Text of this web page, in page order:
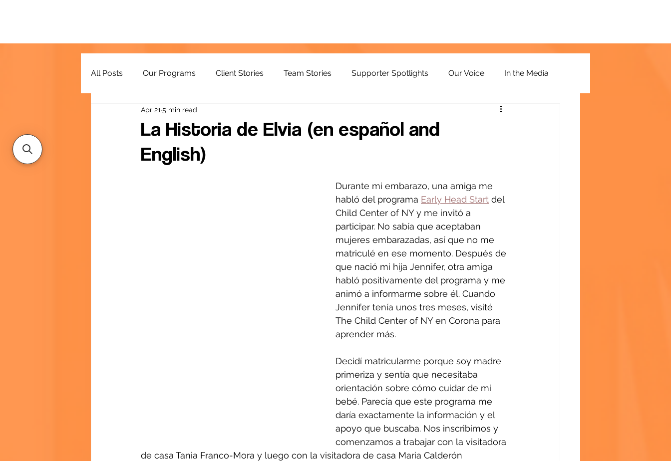
All Posts Our Programs Client Stories Team Stories Supporter Spotlights Our Voice In the Media
Resources
La Historia de Elvia (en español and
English)
Apr 21 5 min read
Durante mi embarazo, una amiga me
habló del programa Early Head Start del
Child Center of NY y me invitó a
participar. No sabía que aceptaban
mujeres embarazadas, así que no me
matriculé en ese momento. Después de
que nació mi hija Jennifer, otra amiga
habló positivamente del programa y me
animó a informarme sobre él. Cuando
Jennifer tenía unos tres meses, visité
The Child Center of NY en Corona para
aprender más.
Decidí matricularme porque soy madre
primeriza y sentía que necesitaba
orientación sobre cómo cuidar de mi
bebé. Parecía que este programa me
daría exactamente la información y el
apoyo que buscaba. Nos inscribimos y
comenzamos a trabajar con la visitadora
de casa Tania Franco-Mora y luego con la visitadora de casa Maria Calderón